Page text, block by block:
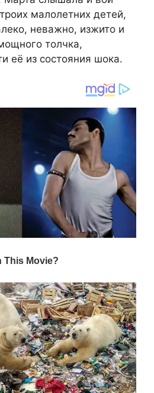
малолетних детей,
неважно, изжито и
толчка,
её из состояния шока.